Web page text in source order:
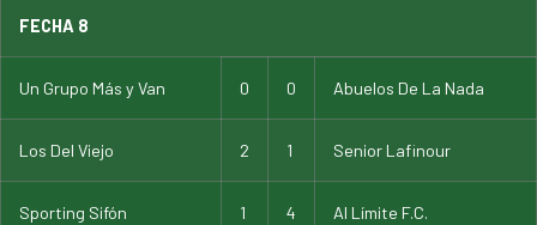
FECHA 8
Un Grupo Más y Van 0 0 Abuelos De La Nada
Los Del Viejo 2 1 Senior Lafinour
Sporting Sifón 1 4 Al Límite F.C.